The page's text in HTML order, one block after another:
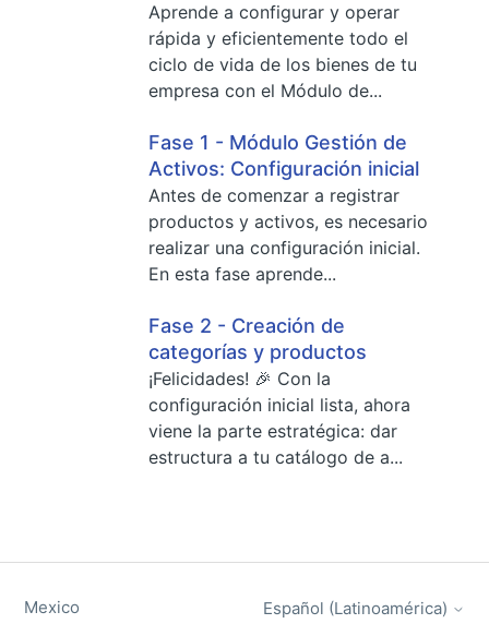
Aprende a configurar y operar
rápida y eficientemente todo el
ciclo de vida de los bienes de tu
empresa con el Módulo de...
Fase 1 - Módulo Gestión de
Activos: Configuración inicial
Antes de comenzar a registrar
productos y activos, es necesario
realizar una configuración inicial.
En esta fase aprende...
Fase 2 - Creación de
categorías y productos
¡Felicidades! 🎉 Con la
configuración inicial lista, ahora
viene la parte estratégica: dar
estructura a tu catálogo de a...
Mexico Español (Latinoamérica)